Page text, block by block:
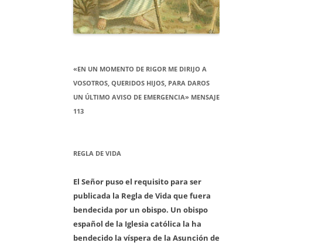
«EN UN MOMENTO DE RIGOR ME DIRIJO A
VOSOTROS, QUERIDOS HIJOS, PARA DAROS
UN ÚLTIMO AVISO DE EMERGENCIA» MENSAJE
113
REGLA DE VIDA
El Señor puso el requisito para ser
publicada la Regla de Vida que fuera
bendecida por un obispo. Un obispo
español de la Iglesia católica la ha
bendecido la víspera de la Asunción de